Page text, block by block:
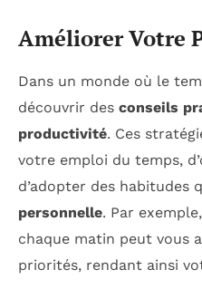
Améliorer Votre
Dans un monde où le
découvrir des conseils
productivité. Ces
votre emploi du temps,
d’adopter des habitudes
personnelle. Par
chaque matin peut vous
priorités, rendant ainsi